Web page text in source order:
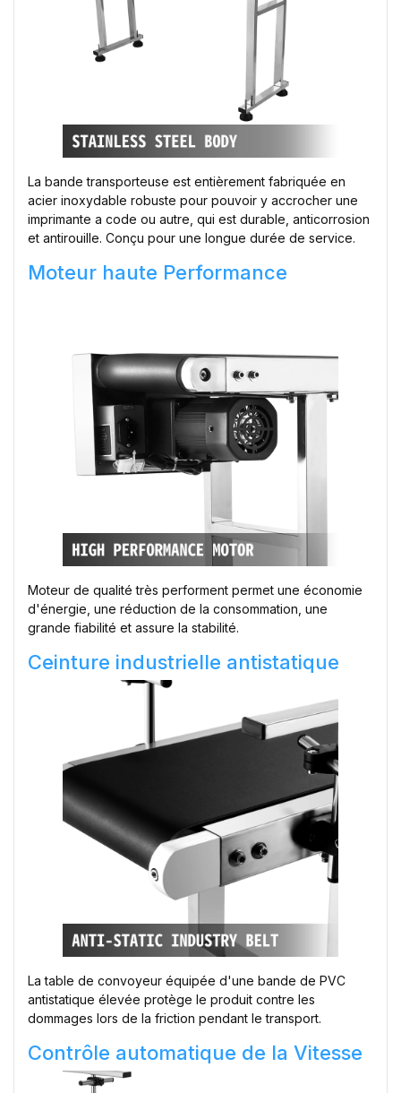
La bande transporteuse est entièrement fabriquée en
acier inoxydable robuste pour pouvoir y accrocher une
imprimante a code ou autre, qui est durable, anticorrosion
et antirouille. Conçu pour une longue durée de service.
Moteur haute Performance
Moteur de qualité très performent permet une économie
d'énergie, une réduction de la consommation, une
grande fiabilité et assure la stabilité.
Ceinture industrielle antistatique
La table de convoyeur équipée d'une bande de PVC
antistatique élevée protège le produit contre les
dommages lors de la friction pendant le transport.
Contrôle automatique de la Vitesse